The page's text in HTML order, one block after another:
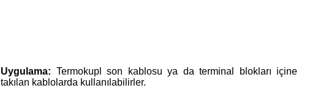
Uygulama: Termokupl son kablosu ya da terminal blokları içine
takılan kablolarda kullanılabilirler.